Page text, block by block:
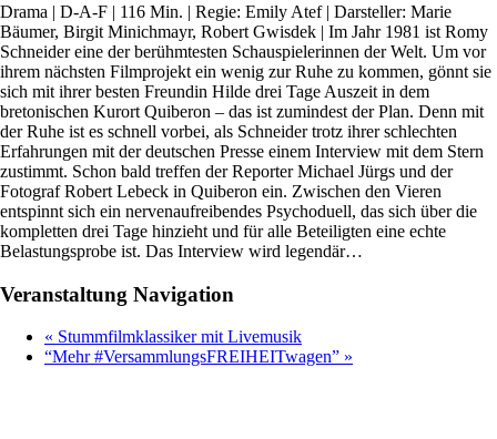
Drama | D-A-F | 116 Min. | Regie: Emily Atef | Darsteller: Marie
Bäumer, Birgit Minichmayr, Robert Gwisdek | Im Jahr 1981 ist Romy
Schneider eine der berühmtesten Schauspielerinnen der Welt. Um vor
ihrem nächsten Filmprojekt ein wenig zur Ruhe zu kommen, gönnt sie
sich mit ihrer besten Freundin Hilde drei Tage Auszeit in dem
bretonischen Kurort Quiberon – das ist zumindest der Plan. Denn mit
der Ruhe ist es schnell vorbei, als Schneider trotz ihrer schlechten
Erfahrungen mit der deutschen Presse einem Interview mit dem Stern
zustimmt. Schon bald treffen der Reporter Michael Jürgs und der
Fotograf Robert Lebeck in Quiberon ein. Zwischen den Vieren
entspinnt sich ein nervenaufreibendes Psychoduell, das sich über die
kompletten drei Tage hinzieht und für alle Beteiligten eine echte
Belastungsprobe ist. Das Interview wird legendär…
Veranstaltung Navigation
« Stummfilmklassiker mit Livemusik
“Mehr #VersammlungsFREIHEITwagen” »